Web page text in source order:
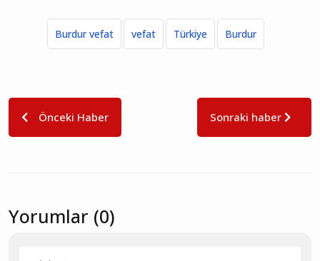
Burdur vefat vefat Türkiye Burdur
Önceki Haber Sonraki haber
Yorumlar (0)